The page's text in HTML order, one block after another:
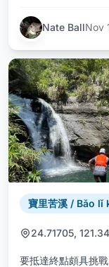
Nate BallNov
寶里苦溪 / Bǎo lǐ
24.71705,
要抵達終點頗具挑